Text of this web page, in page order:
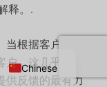
释。.
根据客户反馈
。这几乎不需
供反馈的最有力
Chinese
English